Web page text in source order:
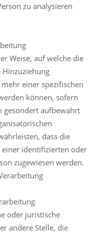
zu analysieren
Weise, auf welche die
Hinzuziehung
einer spezifischen
können, sofern
gesondert aufbewahrt
dass die
einer identifizierten oder
zugewiesen werden.
oder juristische
andere Stelle, die